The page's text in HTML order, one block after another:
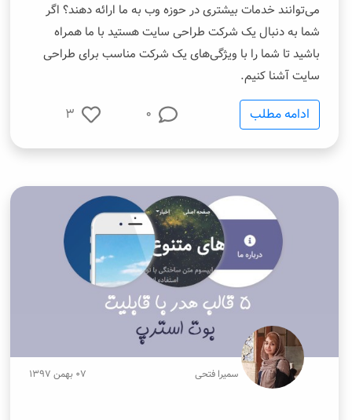
می‌توانند خدمات بیشتری در حوزه وب به ما ارائه دهند؟ اگر
شما به دنبال یک شرکت طراحی سایت هستید با ما همراه
باشید تا شما را با ویژگی‌های یک شرکت مناسب برای طراحی
سایت آشنا کنیم.
ادامه مطلب 3
سمیرا فتحی ۰۷ بهمن ۱۳۹۷